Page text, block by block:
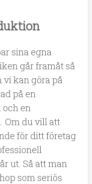
sina egna
går framåt så
vi kan göra på
på en
en
Om du vill att
för ditt företag
ut. Så att man
som seriös